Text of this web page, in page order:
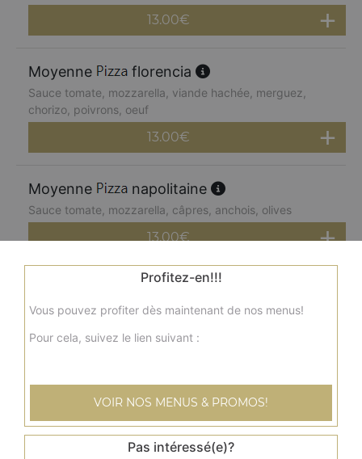
13.00€
Moyenne florencia
Sauce tomate, mozzarella, viande hachée, merguez,
chorizo, poivrons, oeuf
13.00€
Moyenne napolitaine
Sauce tomate, mozzarella, câpres, anchois, olives
13.00€
Sauce tomate, mozzarella, lardons, pommes de terre,
Moyenne kebab
Sauce tomate, mozzarella, kebab, tomates fraîches,
Profitez-en!!!
Vous pouvez profiter dès maintenant de nos menus!
Pour cela, suivez le lien suivant :
VOIR NOS MENUS & PROMOS!
Pas intéressé(e)?